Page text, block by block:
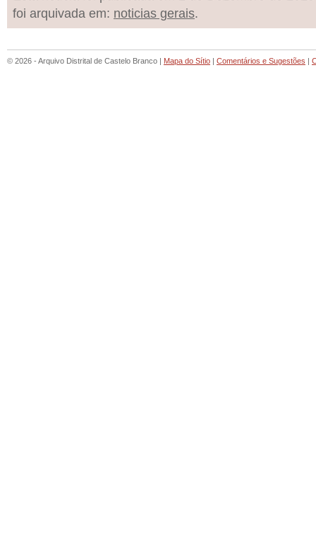
foi arquivada em: noticias gerais.
© 2026 - Arquivo Distrital de Castelo Branco | Mapa do Sítio | Comentários e Sugestões |